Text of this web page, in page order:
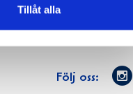
Tillåt allaLäs mer
Följ oss: